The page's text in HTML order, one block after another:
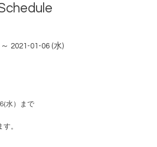
2021-01-06 (水)
水）まで
。